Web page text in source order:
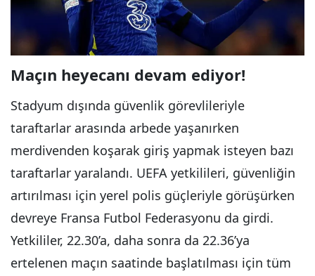
Maçın heyecanı devam ediyor!
Stadyum dışında güvenlik görevlileriyle
taraftarlar arasında arbede yaşanırken
merdivenden koşarak giriş yapmak isteyen bazı
taraftarlar yaralandı. UEFA yetkilileri, güvenliğin
artırılması için yerel polis güçleriyle görüşürken
devreye Fransa Futbol Federasyonu da girdi.
Yetkililer, 22.30’a, daha sonra da 22.36’ya
ertelenen maçın saatinde başlatılması için tüm